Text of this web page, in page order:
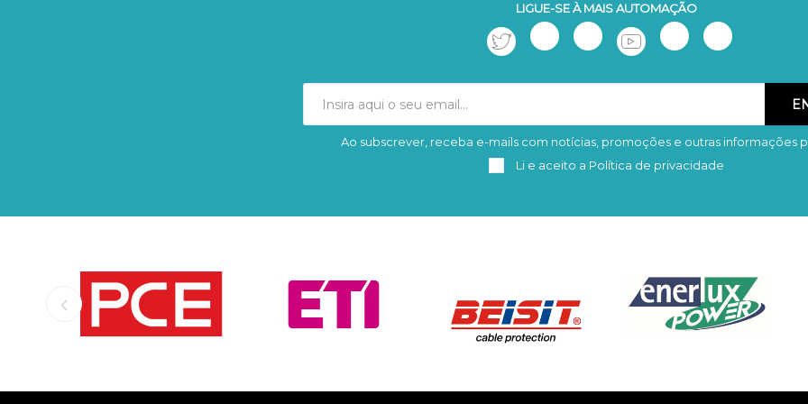
LIGUE-SE À MAIS AUTOMAÇÃO
Subscrever Remover
Ao subscrever, receba e-mails com notícias, promoções e outras informações
Li e aceito a Política de privacidade